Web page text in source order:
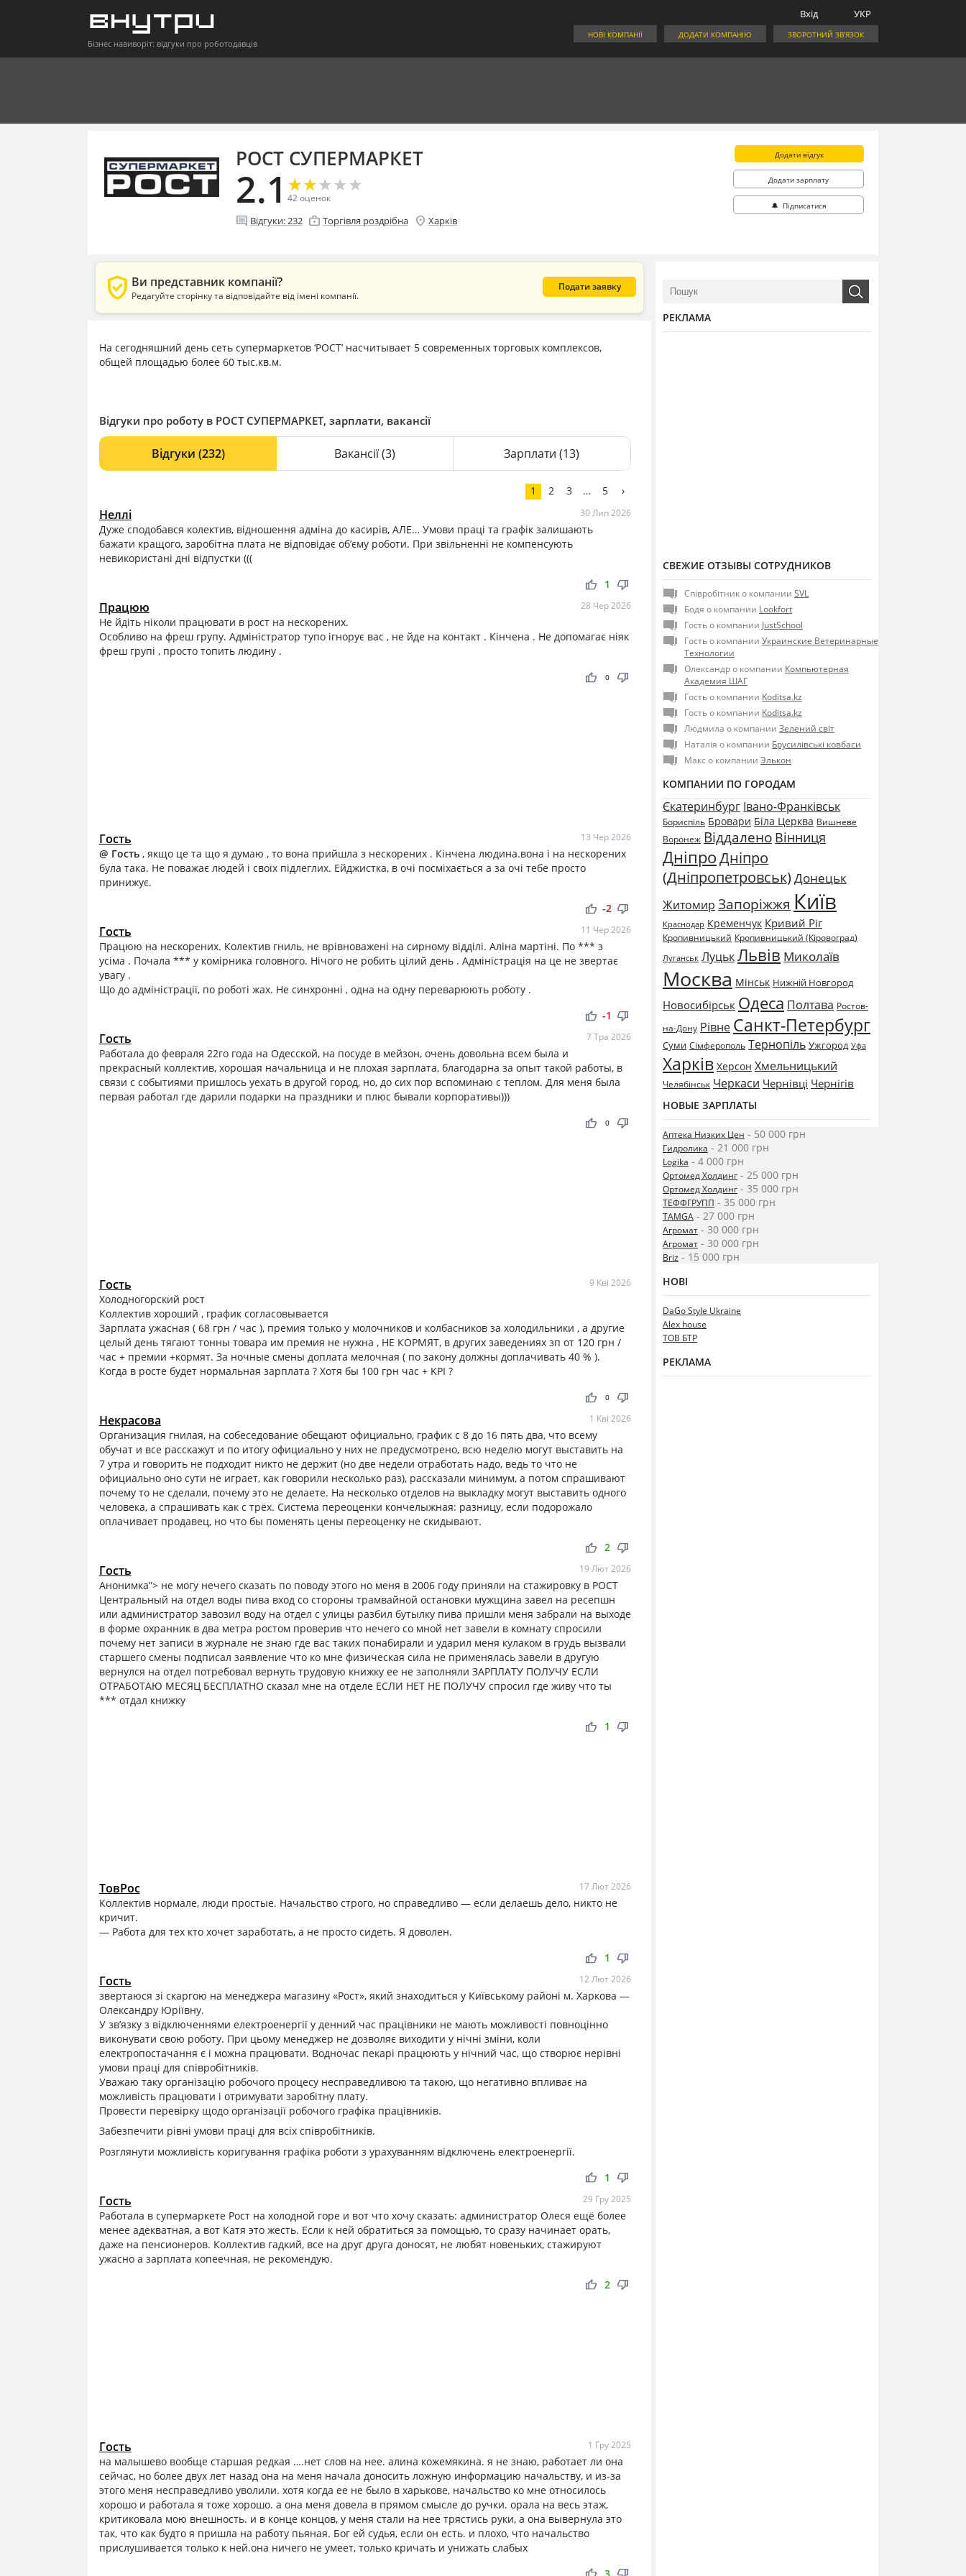
Бізнес навиворіт: відгуки про роботодавців
УКР
Вхід
ЗВОРОТНИЙ ЗВ'ЯЗОК
ДОДАТИ КОМПАНІЮ
НОВІ КОМПАНІЇ
РОСТ СУПЕРМАРКЕТ
2.1 ★
★★
★★
★★
★★
★
42оценок
comment Відгуки:232 enterprise Торгівля роздрібна location_on Харків
Додати відгук
Додати зарплату
🔔 Підписатися
verified_user Ви представник компанії?
Редагуйте сторінку та відповідайте від імені компанії.
Подати заявку
На сегодняшний день сеть супермаркетов ‘РОСТ’ насчитывает 5 современных торговых комплексов,
общей площадью более 60 тыс.кв.м.
Відгуки про роботу в РОСТ СУПЕРМАРКЕТ, зарплати, вакансії
Відгуки (232) Вакансії(3) Зарплати(13)
1 2 3 … 5 ›
Неллі 30 Лип 2026
Дуже сподобався колектив, відношення адміна до касирів, АЛЕ… Умови праці та графік залишають
бажати кращого, заробітна плата не відповідає об’єму роботи. При звільненні не компенсують
невикористані дні відпустки (((
thumb_up thumb_down
1
Працюю 28 Чер 2026
Не йдіть ніколи працювати в рост на нескорених.
Особливо на фреш групу. Адміністратор тупо ігнорує вас , не йде на контакт . Кінчена . Не допомагає ніяк
фреш групі , просто топить людину .
thumb_up thumb_down
0
Гость 13 Чер 2026
@ Гость , якщо це та що я думаю , то вона прийшла з нескорених . Кінчена людина.вона і на нескорених
була така. Не поважає людей і своїх підлеглих. Ейджистка, в очі посміхається а за очі тебе просто
принижує.
thumb_up thumb_down
-2
Гость 11 Чер 2026
Працюю на нескорених. Колектив гниль, не врівноважені на сирному відділі. Аліна мартіні. По *** з
усіма . Почала *** у комірника головного. Нічого не робить цілий день . Адміністрація на це не звертає
увагу .
Що до адміністрації, по роботі жах. Не синхронні , одна на одну переварюють роботу .
thumb_up thumb_down
-1
Гость 7 Тра 2026
Работала до февраля 22го года на Одесской, на посуде в мейзон, очень довольна всем была и
прекрасный коллектив, хорошая начальница и не плохая зарплата, благодарна за опыт такой работы, в
связи с событиями пришлось уехать в другой город, но, до сих пор вспоминаю с теплом. Для меня была
первая работал где дарили подарки на праздники и плюс бывали корпоративы)))
thumb_up thumb_down
0
Гость 9 Кві 2026
Холодногорский рост
Коллектив хороший , график согласовывается
Зарплата ужасная ( 68 грн / час ), премия только у молочников и колбасников за холодильники , а другие
целый день тягают тонны товара им премия не нужна , НЕ КОРМЯТ, в других заведениях зп от 120 грн /
час + премии +кормят. За ночные смены доплата мелочная ( по закону должны доплачивать 40 % ).
Когда в росте будет нормальная зарплата ? Хотя бы 100 грн час + KPI ?
thumb_up thumb_down
0
Некрасова 1 Кві 2026
Организация гнилая, на собеседование обещают официально, график с 8 до 16 пять два, что всему
обучат и все расскажут и по итогу официально у них не предусмотрено, всю неделю могут выставить на
7 утра и говорить не подходит никто не держит (но две недели отработать надо, ведь то что не
официально оно сути не играет, как говорили несколько раз), рассказали минимум, а потом спрашивают
почему то не сделали, почему это не делаете. На несколько отделов на выкладку могут выставить одного
человека, а спрашивать как с трёх. Система переоценки кончелыжная: разницу, если подорожало
оплачивает продавец, но что бы поменять цены переоценку не скидывают.
thumb_up thumb_down
2
Гость 19 Лют 2026
Анонимка”> не могу нечего сказать по поводу этого но меня в 2006 году приняли на стажировку в РОСТ
Центральный на отдел воды пива вход со стороны трамвайной остановки мужщина завел на ресепшн
или администратор завозил воду на отдел с улицы разбил бутылку пива пришли меня забрали на выходе
в форме охранник в два метра ростом проверив что нечего со мной нет завели в комнату спросили
почему нет записи в журнале не знаю где вас таких понабирали и ударил меня кулаком в грудь вызвали
старшего смены подписал заявление что ко мне физическая сила не применялась завели в другую
вернулся на отдел потребовал вернуть трудовую книжку ее не заполняли ЗАРПЛАТУ ПОЛУЧУ ЕСЛИ
ОТРАБОТАЮ МЕСЯЦ БЕСПЛАТНО сказал мне на отделе ЕСЛИ НЕТ НЕ ПОЛУЧУ спросил где живу что ты
*** отдал книжку
thumb_up thumb_down
1
ТовРос 17 Лют 2026
Коллектив нормале, люди простые. Начальство строго, но справедливо — если делаешь дело, никто не
кричит.
— Работа для тех кто хочет заработать, а не просто сидеть. Я доволен.
thumb_up thumb_down
1
Гость 12 Лют 2026
звертаюся зі скаргою на менеджера магазину «Рост», який знаходиться у Київському районі м. Харкова —
Олександру Юріївну.
У зв’язку з відключеннями електроенергії у денний час працівники не мають можливості повноцінно
виконувати свою роботу. При цьому менеджер не дозволяє виходити у нічні зміни, коли
електропостачання є і можна працювати. Водночас пекарі працюють у нічний час, що створює нерівні
умови праці для співробітників.
Уважаю таку організацію робочого процесу несправедливою та такою, що негативно впливає на
можливість працювати і отримувати заробітну плату.
Провести перевірку щодо організації робочого графіка працівників.
Забезпечити рівні умови праці для всіх співробітників.
Розглянути можливість коригування графіка роботи з урахуванням відключень електроенергії.
thumb_up thumb_down
1
Гость 29 Гру 2025
Работала в супермаркете Рост на холодной горе и вот что хочу сказать: администратор Олеся ещё более
менее адекватная, а вот Катя это жесть. Если к ней обратиться за помощью, то сразу начинает орать,
даже на пенсионеров. Коллектив гадкий, все на друг друга доносят, не любят новеньких, стажируют
ужасно а зарплата копеечная, не рекомендую.
thumb_up thumb_down
2
Гость 1 Гру 2025
на малышево вообще старшая редкая ….нет слов на нее. алина кожемякина. я не знаю, работает ли она
сейчас, но более двух лет назад она на меня начала доносить ложную информацию начальству, и из-за
этого меня несправедливо уволили. хотя когда ее не было в харькове, начальство ко мне относилось
хорошо и работала я тоже хорошо. а она меня довела в прямом смысле до ручки. орала на весь этаж,
критиковала мою внешность. и в конце концов, у меня стали на нее трястись руки, а она вывернула это
так, что как будто я пришла на работу пьяная. Бог ей судья, если он есть. и плохо, что начальство
прислушивается только к ней.она ничего не умеет, только кричать и унижать слабых
3
РЕКЛАМА
СВЕЖИЕ ОТЗЫВЫ СОТРУДНИКОВ
Співробітник о компании SVL
Бодя о компании Lookfort
Гость о компании JustSchool
Гость о компании Украинские Ветеринарные
Технологии
Олександр о компании Компьютерная
Академия ШАГ
Гость о компании Koditsa.kz
Гость о компании Koditsa.kz
Людмила о компании Зелений світ
Наталія о компании Брусилівські ковбаси
Макс о компании Элькон
КОМПАНИИ ПО ГОРОДАМ
Єкатеринбург Івано-Франківськ
Бориспіль Бровари Біла Церква Вишневе
Воронеж Віддалено Вінниця
ДніпроДніпро
(Дніпропетровськ) Донецьк
Житомир Запоріжжя Київ
Краснодар Кременчук Кривий Ріг
Кропивницький Кропивницький (Кіровоград)
Луганськ ЛуцькЛьвів Миколаїв
Москва Мінськ Нижній Новгород
Новосибірськ Одеса Полтава Ростов-
на-Дону Рівне Санкт-Петербург
Суми Сімферополь Тернопіль Ужгород Уфа
Харків Херсон Хмельницький
Челябінськ Черкаси Чернівці Чернігів
НОВЫЕ ЗАРПЛАТЫ
Аптека Низких Цен - 50 000 грн
Гидролика - 21 000 грн
Logika - 4 000 грн
Ортомед Холдинг - 25 000 грн
Ортомед Холдинг - 35 000 грн
ТЕФФГРУПП - 35 000 грн
TAMGA - 27 000 грн
Агромат - 30 000 грн
Агромат - 30 000 грн
Briz - 15 000 грн
НОВІ
DaGo Style Ukraine
Alex house
ТОВ БТР
РЕКЛАМА